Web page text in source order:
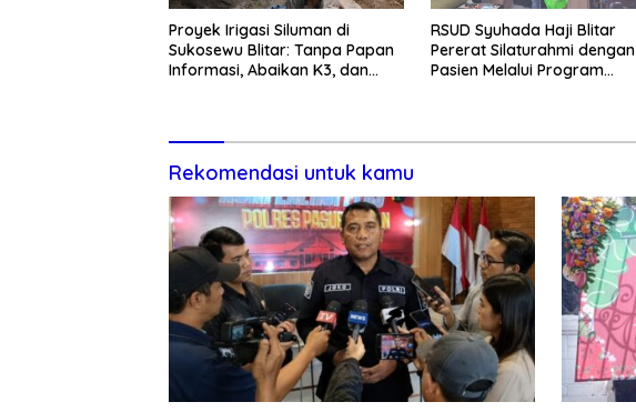
Proyek Irigasi Siluman di
Sukosewu Blitar: Tanpa Papan
Informasi, Abaikan K3, dan
RSUD Syuhada Haji Blitar
Pererat Silaturahmi dengan
Pasien Melalui Program
Rekomendasi untuk kamu